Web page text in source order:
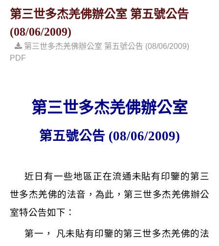
第三世多杰羌佛辦公室 第五號公告
(08/06/2009)
第三世多杰羌佛辦公室 第五號公告 (08/06/2009)
PDF
第三世多杰羌佛辦公室
第五號公告 (08/06/2009)
近日有一些地區正在流通未貼有印鑒的第三
世多杰羌佛的法音，為此，第三世多杰羌佛辦公
室特公告如下：
第一， 凡未貼有印鑒的第三世多杰羌佛的法